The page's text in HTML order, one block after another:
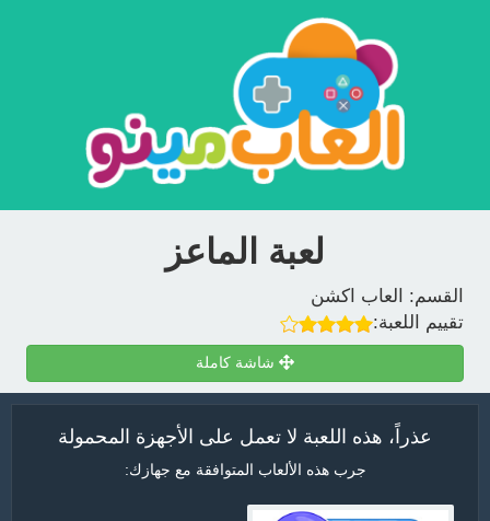
لعبة الماعز
القسم:
العاب اكشن
تقييم اللعبة:
شاشة كاملة
عذراً، هذه اللعبة لا تعمل على الأجهزة المحمولة
جرب هذه الألعاب المتوافقة مع جهازك: